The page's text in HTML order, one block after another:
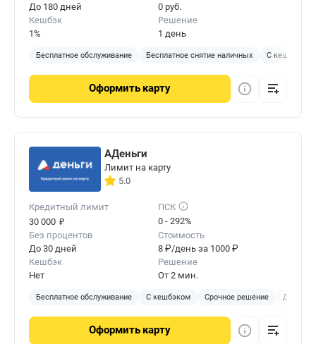
До 180 дней
0 руб.
Кешбэк
1%
Решение
1 день
Бесплатное обслуживание Бесплатное снятие наличных С кешбэком
Оформить карту
АДеньги
Лимит на карту
5.0
Кредитный лимит
30 000 ₽
ПСК
0 - 292%
Без процентов
До 30 дней
Стоимость
8 ₽/день за 1000 ₽
Кешбэк
Нет
Решение
От 2 мин.
Бесплатное обслуживание С кешбэком Срочное решение
Оформить карту